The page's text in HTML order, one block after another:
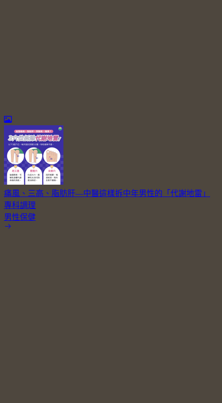
痛風、三高、脂肪肝—中醫這樣拆中年男性的「代謝地雷」
專科調理
男性保健